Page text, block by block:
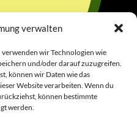
verwalten
wir Technologien wie
und/oder darauf zuzugreifen.
können wir Daten wie das
Website verarbeiten. Wenn du
können bestimmte
werden.